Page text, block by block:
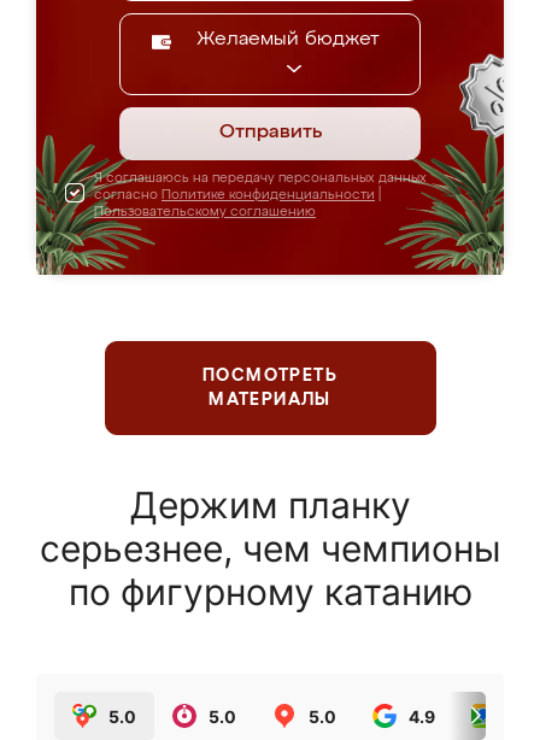
Желаемый бюджет
Отправить
Я соглашаюсь на передачу персональных данных
согласно Политике конфиденциальности
Пользовательскому соглашению
ПОСМОТРЕТЬ
МАТЕРИАЛЫ
Держим планку
серьезнее, чем чемпионы
по фигурному катанию
5.0 5.0 5.0 4.9